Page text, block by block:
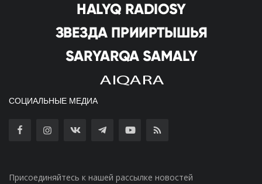
СОЦИАЛЬНЫЕ МЕДИА
Присоединяйтесь к нашей рассылке новостей